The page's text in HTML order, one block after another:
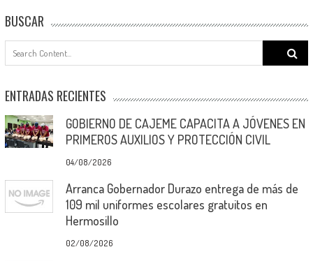
BUSCAR
Search
for:
ENTRADAS RECIENTES
GOBIERNO DE CAJEME CAPACITA A JÓVENES EN
PRIMEROS AUXILIOS Y PROTECCIÓN CIVIL
04/08/2026
Arranca Gobernador Durazo entrega de más de
109 mil uniformes escolares gratuitos en
Hermosillo
02/08/2026